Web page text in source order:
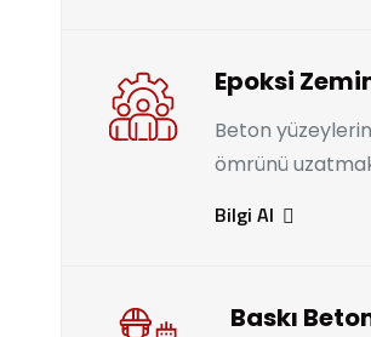
Epoksi
Beton
ömrünü
Bilgi Al
Baskı